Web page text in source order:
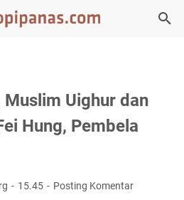
Muslim Uighur dan
Hung, Pembela
15.45 Posting Komentar